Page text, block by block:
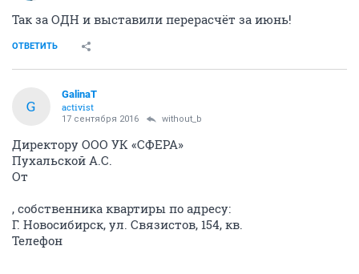
Так за ОДН и выставили перерасчёт за июнь!
ОТВЕТИТЬ
G
GalinaT
activist
17 сентября 2016 without_b
Директору ООО УК «СФЕРА»
Пухальской А.С.
От
, собственника квартиры по адресу:
Г. Новосибирск, ул. Связистов, 154, кв.
Телефон